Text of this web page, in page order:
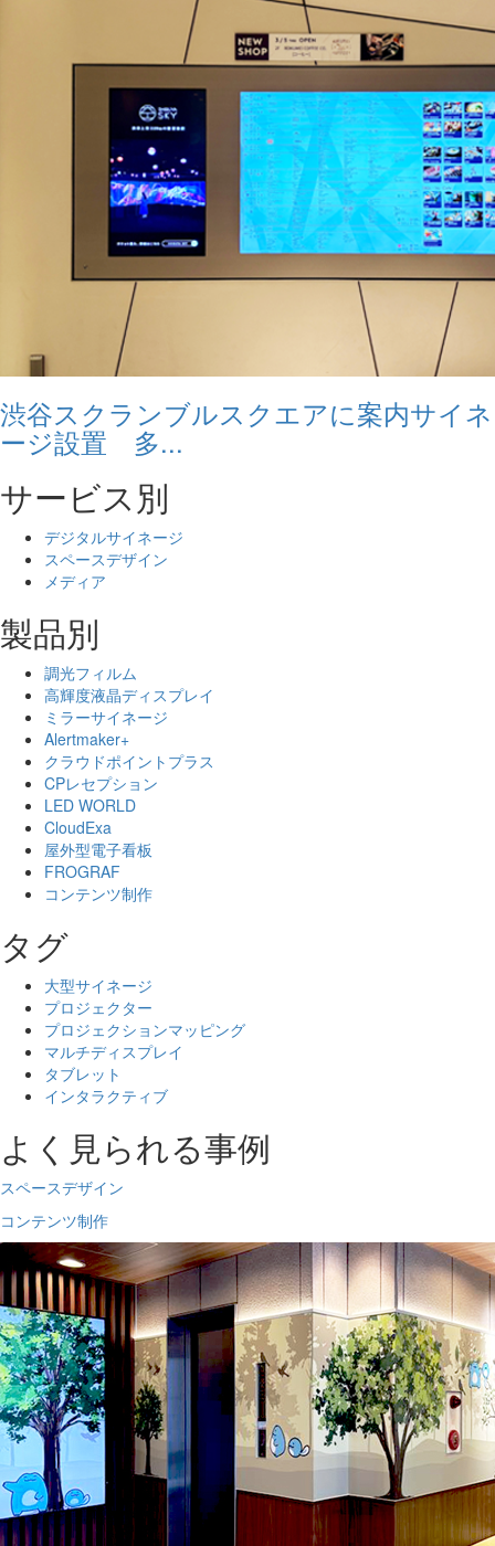
渋谷スクランブルスクエアに案内サイネ
ージ設置 多...
サービス別
デジタルサイネージ
スペースデザイン
メディア
製品別
調光フィルム
高輝度液晶ディスプレイ
ミラーサイネージ
Alertmaker+
クラウドポイントプラス
CPレセプション
LED WORLD
CloudExa
屋外型電子看板
FROGRAF
コンテンツ制作
タグ
大型サイネージ
プロジェクター
プロジェクションマッピング
マルチディスプレイ
タブレット
インタラクティブ
よく見られる事例
スペースデザイン
コンテンツ制作